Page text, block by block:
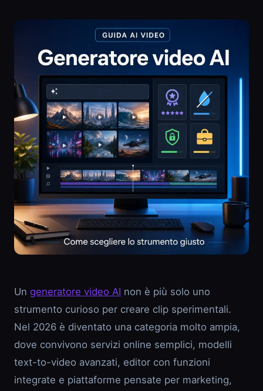
Un generatore video AI non è più solo uno
strumento curioso per creare clip sperimentali.
Nel 2026 è diventato una categoria molto ampia,
dove convivono servizi online semplici, modelli
text-to-video avanzati, editor con funzioni
integrate e piattaforme pensate per marketing,